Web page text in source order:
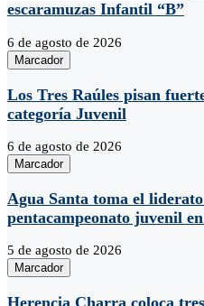
escaramuzas Infantil “B”
6 de agosto de 2026
Marcador
Los Tres Raúles pisan
categoría Juvenil
6 de agosto de 2026
Marcador
Agua Santa toma el
pentacampeonato juvenil
5 de agosto de 2026
Marcador
Herencia Charra coloca